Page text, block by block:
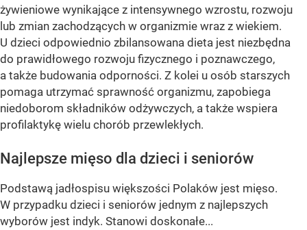
żywieniowe wynikające z intensywnego wzrostu, rozwoju
lub zmian zachodzących w organizmie wraz z wiekiem.
U dzieci odpowiednio zbilansowana dieta jest niezbędna
do prawidłowego rozwoju fizycznego i poznawczego,
a także budowania odporności. Z kolei u osób starszych
pomaga utrzymać sprawność organizmu, zapobiega
niedoborom składników odżywczych, a także wspiera
profilaktykę wielu chorób przewlekłych.
Najlepsze mięso dla dzieci i seniorów
Podstawą jadłospisu większości Polaków jest mięso.
W przypadku dzieci i seniorów jednym z najlepszych
wyborów jest indyk. Stanowi doskonałe...